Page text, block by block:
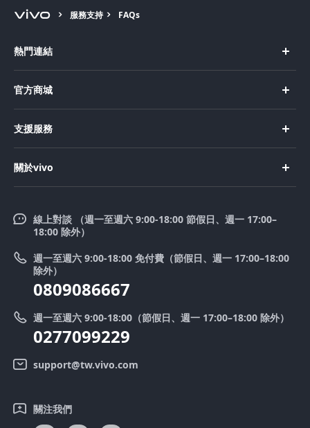
服務支持 FAQs
熱門連結
X200
X200 FE
V50 Lite 5G
V50
官方商城
購買配件
支援服務
Funtouch OS
系統升級
零配件價格查詢
送修服務
IMEI 碼驗證
客戶服務隱私權聲明
關於vivo
新聞中心
法律聲明
優惠活動
舊機換新機
vivo 隱私權中心
線上對談 （週一至週六 9:00-18:00 節假日、週一 17:00–
18:00 除外）
週一至週六 9:00-18:00 免付費（節假日、週一 17:00–18:00
除外）
0809086667
週一至週六 9:00-18:00（節假日、週一 17:00–18:00 除外）
0277099229
support@tw.vivo.com
關注我們